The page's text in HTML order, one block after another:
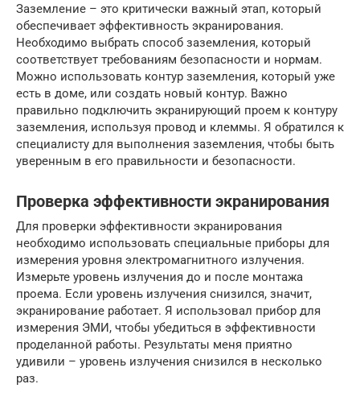
Заземление – это критически важный этап, который
обеспечивает эффективность экранирования.
Необходимо выбрать способ заземления, который
соответствует требованиям безопасности и нормам.
Можно использовать контур заземления, который уже
есть в доме, или создать новый контур. Важно
правильно подключить экранирующий проем к контуру
заземления, используя провод и клеммы. Я обратился к
специалисту для выполнения заземления, чтобы быть
уверенным в его правильности и безопасности.
Проверка эффективности экранирования
Для проверки эффективности экранирования
необходимо использовать специальные приборы для
измерения уровня электромагнитного излучения.
Измерьте уровень излучения до и после монтажа
проема. Если уровень излучения снизился, значит,
экранирование работает. Я использовал прибор для
измерения ЭМИ, чтобы убедиться в эффективности
проделанной работы. Результаты меня приятно
удивили – уровень излучения снизился в несколько
раз.